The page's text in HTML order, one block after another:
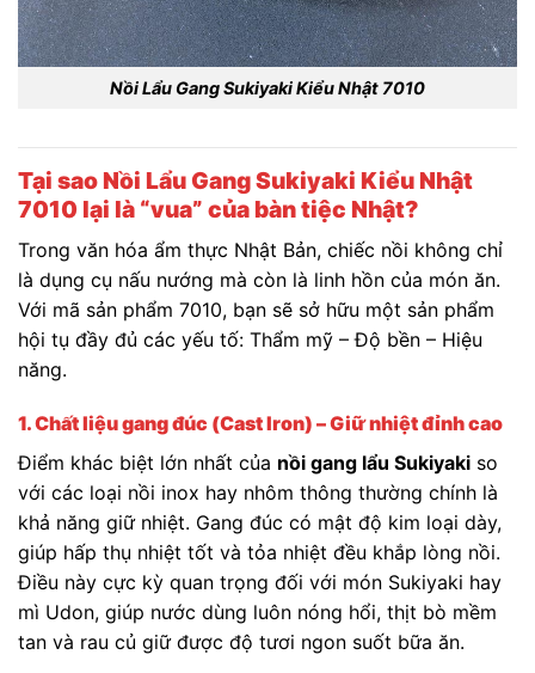
Nồi Lẩu Gang Sukiyaki Kiểu Nhật 7010
Tại sao Nồi Lẩu Gang Sukiyaki Kiểu Nhật
7010 lại là “vua” của bàn tiệc Nhật?
Trong văn hóa ẩm thực Nhật Bản, chiếc nồi không chỉ
là dụng cụ nấu nướng mà còn là linh hồn của món ăn.
Với mã sản phẩm 7010, bạn sẽ sở hữu một sản phẩm
hội tụ đầy đủ các yếu tố: Thẩm mỹ – Độ bền – Hiệu
năng.
1. Chất liệu gang đúc (Cast Iron) – Giữ nhiệt đỉnh cao
Điểm khác biệt lớn nhất của nồi gang lẩu Sukiyaki so
với các loại nồi inox hay nhôm thông thường chính là
khả năng giữ nhiệt. Gang đúc có mật độ kim loại dày,
giúp hấp thụ nhiệt tốt và tỏa nhiệt đều khắp lòng nồi.
Điều này cực kỳ quan trọng đối với món Sukiyaki hay
mì Udon, giúp nước dùng luôn nóng hổi, thịt bò mềm
tan và rau củ giữ được độ tươi ngon suốt bữa ăn.